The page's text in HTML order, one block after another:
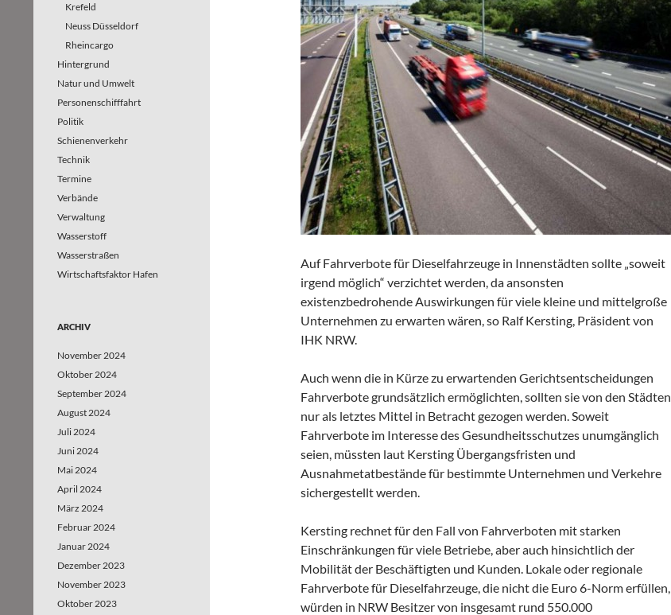
Auf Fahrverbote für Dieselfahrzeuge in Innenstädten sollte „soweit
irgend möglich“ verzichtet werden, da ansonsten
existenzbedrohende Auswirkungen für viele kleine und mittelgroße
Unternehmen zu erwarten wären, so Ralf Kersting, Präsident von
IHK NRW.
Auch wenn die in Kürze zu erwartenden Gerichtsentscheidungen
Fahrverbote grundsätzlich ermöglichten, sollten sie von den Städten
nur als letztes Mittel in Betracht gezogen werden. Soweit
Fahrverbote im Interesse des Gesundheitsschutzes unumgänglich
seien, müssten laut Kersting Übergangsfristen und
Ausnahmetatbestände für bestimmte Unternehmen und Verkehre
sichergestellt werden.
Kersting rechnet für den Fall von Fahrverboten mit starken
Einschränkungen für viele Betriebe, aber auch hinsichtlich der
Mobilität der Beschäftigten und Kunden. Lokale oder regionale
Fahrverbote für Dieselfahrzeuge, die nicht die Euro 6-Norm erfüllen,
würden in NRW Besitzer von insgesamt rund 550.000
Krefeld
Neuss Düsseldorf
Rheincargo
Hintergrund
Natur und Umwelt
Personenschifffahrt
Politik
Schienenverkehr
Technik
Termine
Verbände
Verwaltung
Wasserstoff
Wasserstraßen
Wirtschaftsfaktor Hafen
ARCHIV
November 2024
Oktober 2024
September 2024
August 2024
Juli 2024
Juni 2024
Mai 2024
April 2024
März 2024
Februar 2024
Januar 2024
Dezember 2023
November 2023
Oktober 2023